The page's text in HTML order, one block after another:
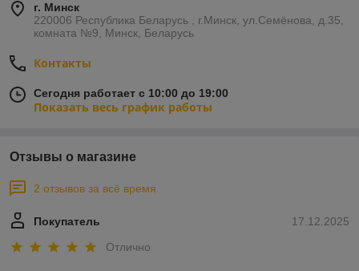
г. Минск
220006 Республика Беларусь , г.Минск, ул.Семёнова, д.35,
комната №9, Минск, Беларусь
Контакты
Сегодня работает с 10:00 до 19:00
Показать весь график работы
Отзывы о магазине
2 отзывов за всё время
17.12.2025
Покупатель
Отлично